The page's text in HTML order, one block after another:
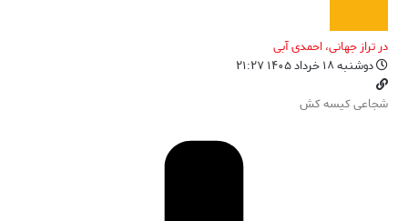
در تراز جهانی، احمدی آبی
دوشنبه ۱۸ خرداد ۱۴۰۵ ۲۱:۲۷
شجاعی کیسه کش